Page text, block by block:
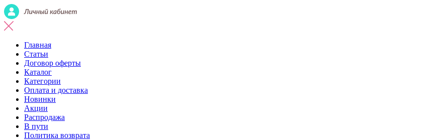
Главная
Статьи
Договор оферты
Каталог
Категории
Оплата и доставка
Новинки
Акции
Распродажа
В пути
Политика возврата